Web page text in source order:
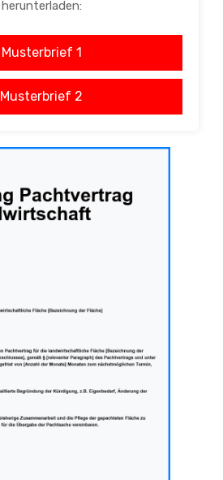
herunterladen:
Musterbrief 1
Musterbrief 2